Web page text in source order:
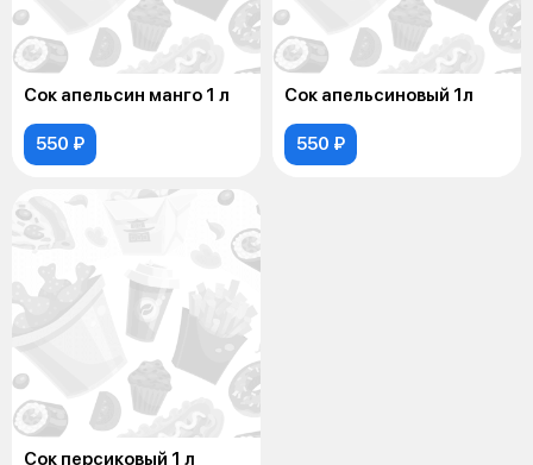
Сок апельсин манго 1 л
550 ₽
Сок апельсиновый 1л
550 ₽
Сок персиковый 1 л